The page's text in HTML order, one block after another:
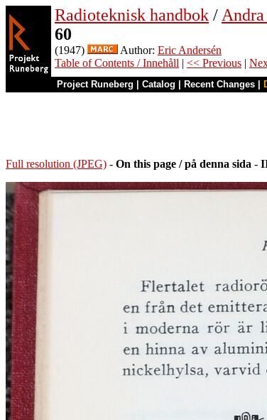
Radioteknisk handbok /
60
(1947) Author: Eric Andersén
Table of Contents / Innehåll | << Previous |
Project Runeberg Catalog Recent Changes
Full resolution (JPEG) - On this page / på denna sida -